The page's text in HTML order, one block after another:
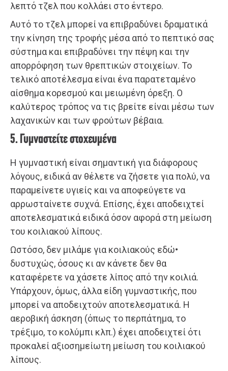
λεπτό τζελ που κολλάει στο έντερο.
Αυτό το τζελ μπορεί να επιβραδύνει δραματικά
την κίνηση της τροφής μέσα από το πεπτικό σας
σύστημα και επιβραδύνει την πέψη και την
απορρόφηση των θρεπτικών στοιχείων. Το
τελικό αποτέλεσμα είναι ένα παρατεταμένο
αίσθημα κορεσμού και μειωμένη όρεξη. Ο
καλύτερος τρόπος να τις βρείτε είναι μέσω των
λαχανικών και των φρούτων βέβαια.
5. Γυμναστείτε στοχευμένα
Η γυμναστική είναι σημαντική για διάφορους
λόγους, ειδικά αν θέλετε να ζήσετε για πολύ, να
παραμείνετε υγιείς και να αποφεύγετε να
αρρωσταίνετε συχνά. Επίσης, έχει αποδειχτεί
αποτελεσματικά ειδικά όσον αφορά στη μείωση
του κοιλιακού λίπους.
Ωστόσο, δεν μιλάμε για κοιλιακούς εδώ•
δυστυχώς, όσους κι αν κάνετε δεν θα
καταφέρετε να χάσετε λίπος από την κοιλιά.
Υπάρχουν, όμως, άλλα είδη γυμναστικής, που
μπορεί να αποδειχτούν αποτελεσματικά. Η
αεροβική άσκηση (όπως το περπάτημα, το
τρέξιμο, το κολύμπι κλπ.) έχει αποδειχτεί ότι
προκαλεί αξιοσημείωτη μείωση του κοιλιακού
λίπους.